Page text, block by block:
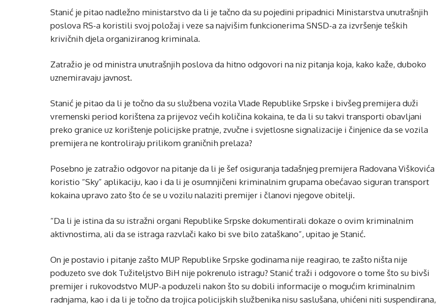
Stanić je pitao nadležno ministarstvo da li je tačno da su pojedini pripadnici Ministarstva unutrašnjih
poslova RS-a koristili svoj položaj i veze sa najvišim funkcionerima SNSD-a za izvršenje teških
krivičnih djela organiziranog kriminala.
Zatražio je od ministra unutrašnjih poslova da hitno odgovori na niz pitanja koja, kako kaže, duboko
uznemiravaju javnost.
Stanić je pitao da li je točno da su službena vozila Vlade Republike Srpske i bivšeg premijera duži
vremenski period korištena za prijevoz većih količina kokaina, te da li su takvi transporti obavljani
preko granice uz korištenje policijske pratnje, zvučne i svjetlosne signalizacije i činjenice da se vozila
premijera ne kontroliraju prilikom graničnih prelaza?
Posebno je zatražio odgovor na pitanje da li je šef osiguranja tadašnjeg premijera Radovana Viškovića
koristio “Sky” aplikaciju, kao i da li je osumnjičeni kriminalnim grupama obećavao siguran transport
kokaina upravo zato što će se u vozilu nalaziti premijer i članovi njegove obitelji.
“Da li je istina da su istražni organi Republike Srpske dokumentirali dokaze o ovim kriminalnim
aktivnostima, ali da se istraga razvlači kako bi sve bilo zataškano”, upitao je Stanić.
On je postavio i pitanje zašto MUP Republike Srpske godinama nije reagirao, te zašto ništa nije
poduzeto sve dok Tužiteljstvo BiH nije pokrenulo istragu? Stanić traži i odgovore o tome što su bivši
premijer i rukovodstvo MUP-a poduzeli nakon što su dobili informacije o mogućim kriminalnim
radnjama, kao i da li je točno da trojica policijskih službenika nisu saslušana, uhićeni niti suspendirana,